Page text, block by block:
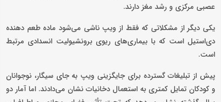
عصبی مرکزی و رشد مغز دارند.
یکی دیگر از مشکلاتی که فقط از ویپ ناشی می‌شود ماده طعم دهنده
دی‌استیل است که با بیماری‌های ریوی برونشیولیت انسدادی مرتبط
است.
پیش از تبلیغات گسترده برای جایگزینی ویپ به جای سیگار، نوجوانان
و کودکان تمایل کمتری به استعمال دخانیات نشان می‌دادند. اما آمار دو